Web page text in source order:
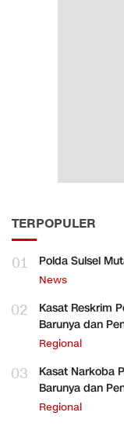
TERPOPULER
01 Polda Sulsel
News
02
Kasat Reskrim
Barunya dan
Regional
03
Kasat Narkoba
Barunya dan
Regional